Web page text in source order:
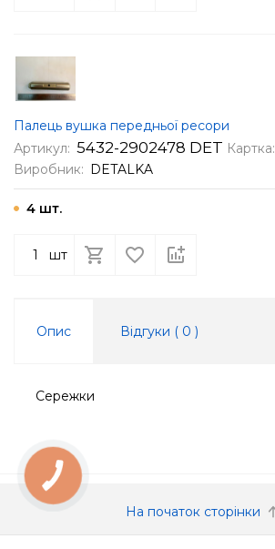
Палець вушка передньої ресори
Артикул: 5432-2902478 DET Картка:
Виробник: DETALKA
4 шт.
шт
Опис Відгуки ( 0 )
Сережки
На початок сторінки
КНОПКА
ЗВ'ЯЗКУ